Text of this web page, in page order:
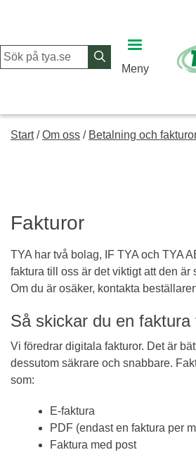
Meny
Start/Om oss / Betalning och
Fakturor
TYA har två bolag, IF TYA och TYA
faktura till oss är det viktigt att den är
Om du är osäker, kontakta
Så skickar du en faktura
Vi föredrar digitala fakturor. Det är
dessutom säkrare och snabbare.
som:
E-faktura
PDF (endast en faktura per
Faktura med post